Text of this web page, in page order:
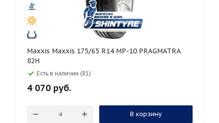
Maxxis Maxxis 175/65 R14 MP-10 PRAGMATRA
82H
Есть в наличии (81)
4 070 руб.
В корзину